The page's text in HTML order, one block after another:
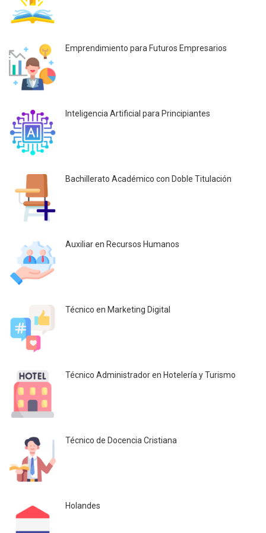
Emprendimiento para Futuros Empresarios
Inteligencia Artificial para Principiantes
Bachillerato Académico con Doble Titulación
Auxiliar en Recursos Humanos
Técnico en Marketing Digital
Técnico Administrador en Hotelería y Turismo
Técnico de Docencia Cristiana
Holandes